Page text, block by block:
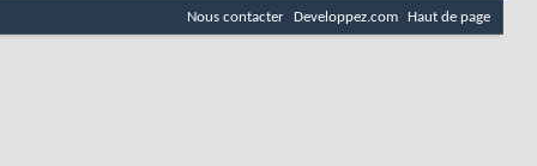
Nous contacter Developpez.com Haut de page